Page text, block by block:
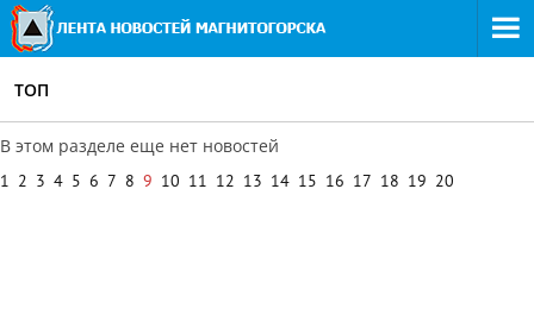
ТОП
В этом разделе еще нет новостей
1 2 3 4 5 6 7 8 9 10 11 12 13 14 15 16 17 18 19 20